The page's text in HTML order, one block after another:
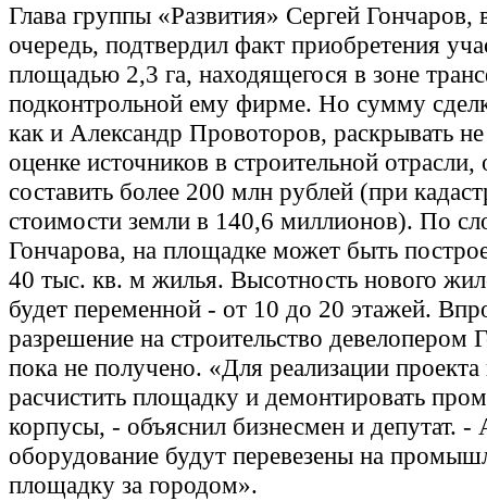
Глава группы «Развития» Сергей Гончаров,
очередь, подтвердил факт приобретения
площадью 2,3 га, находящегося в зоне
подконтрольной ему фирме. Но сумму
как и Александр Провоторов, раскрывать
оценке источников в строительной отрасли,
составить более 200 млн рублей (при
стоимости земли в 140,6 миллионов). По
Гончарова, на площадке может быть
40 тыс. кв. м жилья. Высотность нового
будет переменной - от 10 до 20 этажей.
разрешение на строительство девелопером
пока не получено. «Для реализации проекта
расчистить площадку и демонтировать
корпусы, - объяснил бизнесмен и депутат. -
оборудование будут перевезены на
площадку за городом».